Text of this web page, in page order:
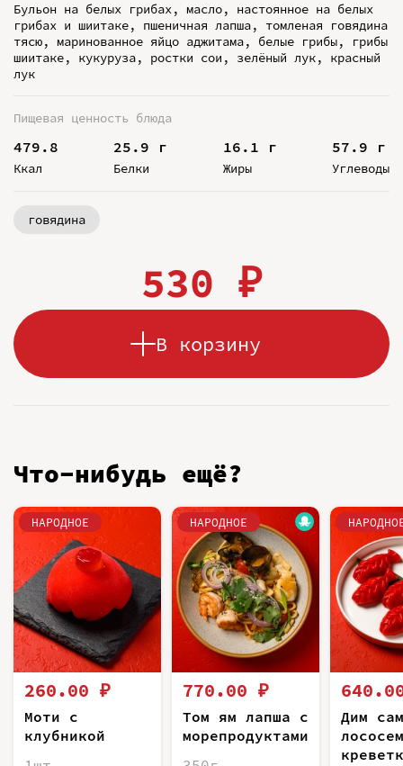
Бульон на белых грибах, масло, настоянное на белых
грибах и шиитаке, пшеничная лапша, томленая говядина
тясю, маринованное яйцо аджитама, белые грибы, грибы
шиитаке, кукуруза, ростки сои, зелёный лук, красный
лук
Пищевая ценность блюда
479.8
Ккал
25.9 г
Белки
16.1 г
Жиры
57.9 г
Углеводы
говядина
530 ₽
В корзину
Что-нибудь ещё?
НАРОДНОЕ
260.00 ₽
Моти с
клубникой
НАРОДНОЕ
770.00 ₽
Том ям лапша с
морепродуктами
Дим